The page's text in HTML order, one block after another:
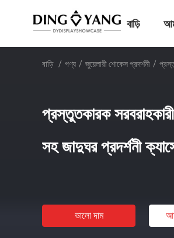
বাড়ি
বাড়ি / পণ্য / জুয়েলারী শোকেস প্রদর্শনী /
প্রস্তুতকারক
সহ জাদুঘর প্রদর্শনী
ভালো দাম